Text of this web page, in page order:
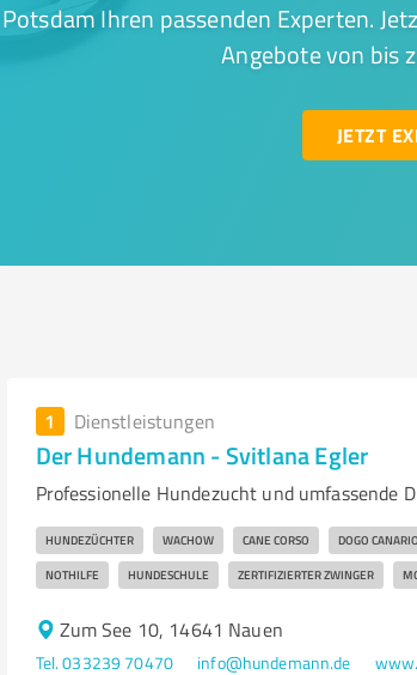
Potsdam Ihren passenden Experten.
Angebote von bis
JETZT
1 Dienstleistungen
Der Hundemann - Svitlana Egler
Professionelle Hundezucht und umfassende
HUNDEZÜCHTER WACHOW CANE CORSO DOGO CANARIO
NOTHILFE HUNDESCHULE ZERTIFIZIERTER ZWINGER
Zum See 10, 14641 Nauen
Tel. 033239 70470 info@hundemann.de